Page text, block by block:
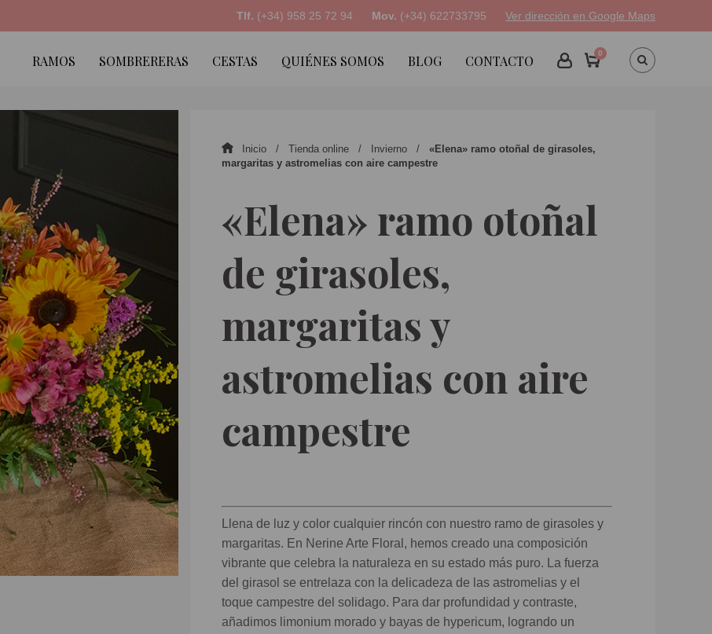
Tlf. (+34) 958 25 72 94 Mov. (+34) 622733795 Ver dirección en Google Maps
RAMOS SOMBRERERAS CESTAS QUIÉNES SOMOS BLOG CONTACTO 0
Inicio Tienda online Invierno
«Elena» ramo otoñal de girasoles,
margaritas y astromelias con aire campestre
«Elena» ramo otoñal
de girasoles,
margaritas y
astromelias con aire
campestre
Llena de luz y color cualquier rincón con nuestro ramo de girasoles y
margaritas. En Nerine Arte Floral, hemos creado una composición
vibrante que celebra la naturaleza en su estado más puro. La fuerza
del girasol se entrelaza con la delicadeza de las astromelias y el
toque campestre del solidago. Para dar profundidad y contraste,
añadimos limonium morado y bayas de hypericum, logrando un